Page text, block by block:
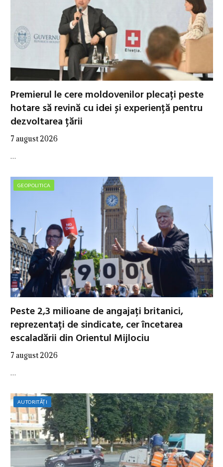
Premierul le cere moldovenilor plecați peste
hotare să revină cu idei și experiență pentru
dezvoltarea țării
7 august 2026
…
GEOPOLITICA
Peste 2,3 milioane de angajați britanici,
reprezentați de sindicate, cer încetarea
escaladării din Orientul Mijlociu
7 august 2026
…
AUTORITĂȚI